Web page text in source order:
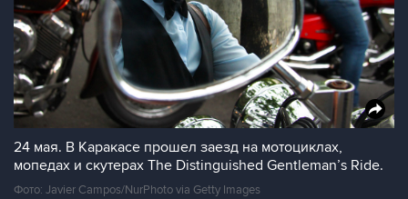
24 мая. В Каракасе прошел заезд на мотоциклах,
мопедах и скутерах The Distinguished Gentleman’s Ride.
Фото: Javier Campos/NurPhoto via Getty Images